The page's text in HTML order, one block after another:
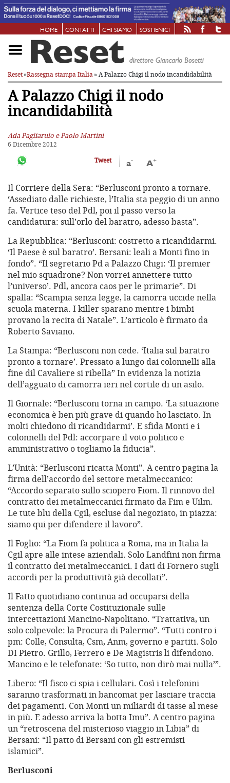
HOME CONTATTI CHI SIAMO SOSTIENICI
Reset»Rassegna stampa Italia» A Palazzo Chigi il nodo incandidabilità
A Palazzo Chigi il nodo
incandidabilità
Ada Pagliarulo e Paolo Martini
6 Dicembre 2012
Tweet
a- A+
Il Corriere della Sera: “Berlusconi pronto a tornare.
‘Assediato dalle richieste, l’Italia sta peggio di un anno
fa. Vertice teso del Pdl, poi il passo verso la
candidatura: sull’orlo del baratro, adesso basta”.
La Repubblica: “Berlusconi: costretto a ricandidarmi.
‘Il Paese è sul baratro’. Bersani: leali a Monti fino in
fondo”. “Il segretario Pd a Palazzo Chigi: ‘Il premier
nel mio squadrone? Non vorrei annettere tutto
l’universo’. Pdl, ancora caos per le primarie”. Di
spalla: “Scampia senza legge, la camorra uccide nella
scuola materna. I killer sparano mentre i bimbi
provano la recita di Natale”. L’articolo è firmato da
Roberto Saviano.
La Stampa: “Berlusconi non cede. ‘Italia sul baratro
pronto a tornare’. Pressato a lungo dai colonnelli alla
fine dil Cavaliere si ribella” In evidenza la notizia
dell’agguato di camorra ieri nel cortile di un asilo.
Il Giornale: “Berlusconi torna in campo. ‘La situazione
economica è ben più grave di quando ho lasciato. In
molti chiedono di ricandidarmi’. E sfida Monti e i
colonnelli del Pdl: accorpare il voto politico e
amministrativo o togliamo la fiducia”.
L’Unità: “Berlusconi ricatta Monti”. A centro pagina la
firma dell’accordo del settore metalmeccanico:
“Accordo separato sullo sciopero Fiom. Il rinnovo del
contratto dei metalmeccanici firmato da Fim e Uilm.
Le tute blu della Cgil, escluse dal negoziato, in piazza:
siamo qui per difendere il lavoro”.
Il Foglio: “La Fiom fa politica a Roma, ma in Italia la
Cgil apre alle intese aziendali. Solo Landfini non firma
il contratto dei metalmeccanici. I dati di Fornero sugli
accordi per la produttività già decollati”.
Il Fatto quotidiano continua ad occuparsi della
sentenza della Corte Costituzionale sulle
intercettazioni Mancino-Napolitano. “Trattativa, un
solo colpevole: la Procura di Palermo”. “Tutti contro i
pm: Colle, Consulta, Csm, Anm, governo e partiti. Solo
DI Pietro. Grillo, Ferrero e De Magistris li difendono.
Mancino e le telefonate: ‘So tutto, non dirò mai nulla’”.
Libero: “Il fisco ci spia i cellulari. Così i telefonini
saranno trasformati in bancomat per lasciare traccia
dei pagamenti. Con Monti un miliardi di tasse al mese
in più. E adesso arriva la botta Imu”. A centro pagina
un “retroscena del misterioso viaggio in Libia” di
Bersani: “Il patto di Bersani con gli estremisti
islamici”.
Berlusconi